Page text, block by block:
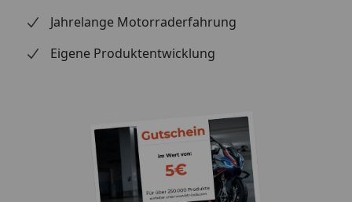
Jahrelange Motorraderfahrung
Eigene Produktentwicklung